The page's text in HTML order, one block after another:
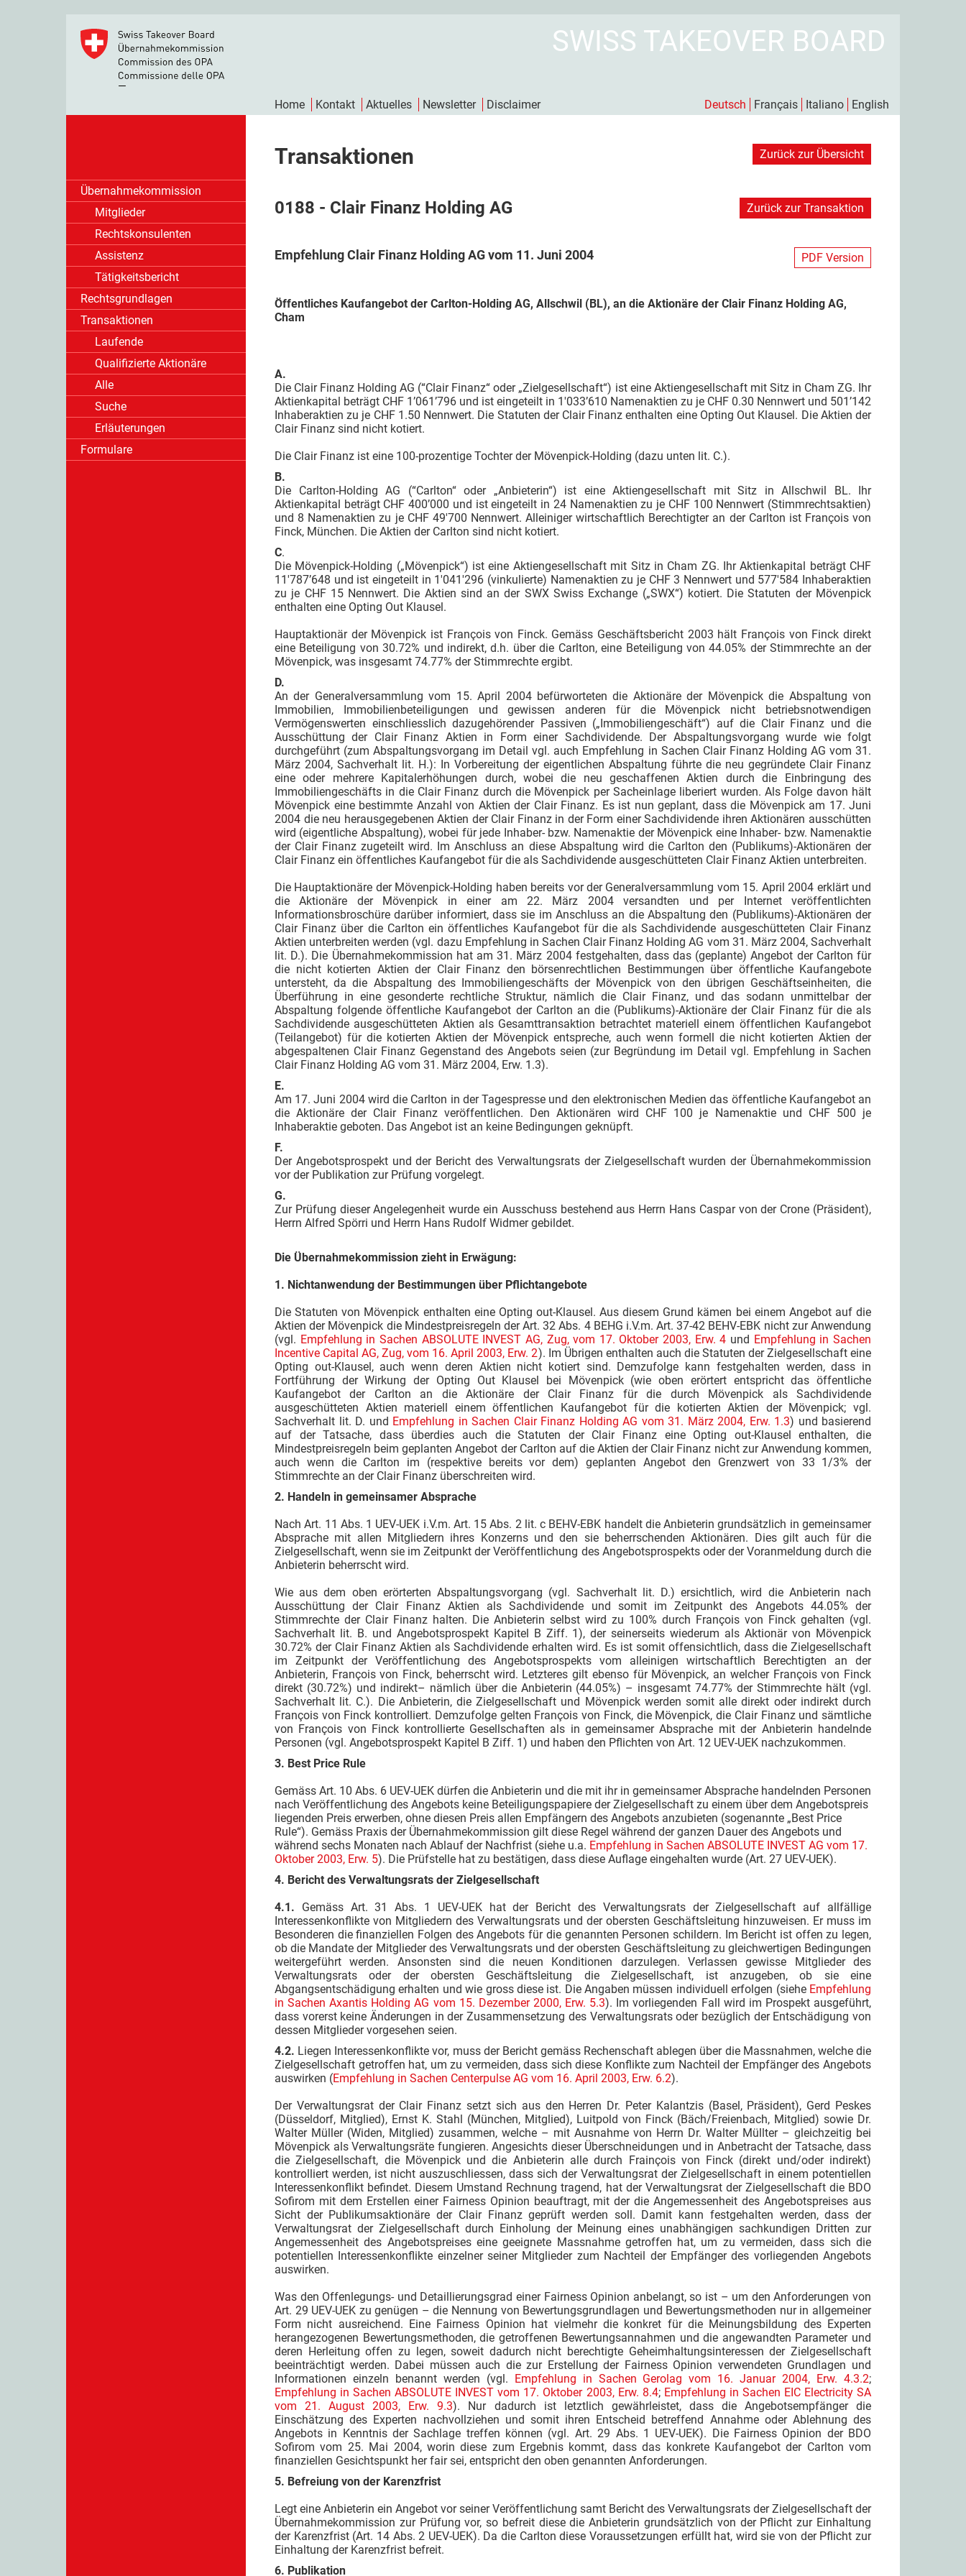
SWISS TAKEOVER BOARD
Home Kontakt Aktuelles Newsletter Disclaimer Deutsch Français Italiano English
Übernahmekommission
Mitglieder
Rechtskonsulenten
Assistenz
Tätigkeitsbericht
Rechtsgrundlagen
Transaktionen
Laufende
Qualifizierte Aktionäre
Alle
Suche
Erläuterungen
Formulare
Transaktionen Zurück zur Übersicht
0188 - Clair Finanz Holding AG Zurück zur Transaktion
Empfehlung Clair Finanz Holding AG vom 11. Juni 2004 PDF Version
Öffentliches Kaufangebot der Carlton-Holding AG, Allschwil (BL), an die Aktionäre der Clair Finanz Holding AG,
Cham
A.
Die Clair Finanz Holding AG (“Clair Finanz“ oder „Zielgesellschaft“) ist eine Aktiengesellschaft mit Sitz in Cham ZG. Ihr
Aktienkapital beträgt CHF 1’061’796 und ist eingeteilt in 1'033’610 Namenaktien zu je CHF 0.30 Nennwert und 501’142
Inhaberaktien zu je CHF 1.50 Nennwert. Die Statuten der Clair Finanz enthalten eine Opting Out Klausel. Die Aktien der
Clair Finanz sind nicht kotiert.
Die Clair Finanz ist eine 100-prozentige Tochter der Mövenpick-Holding (dazu unten lit. C.).
B.
Die Carlton-Holding AG (“Carlton“ oder „Anbieterin“) ist eine Aktiengesellschaft mit Sitz in Allschwil BL. Ihr
Aktienkapital beträgt CHF 400’000 und ist eingeteilt in 24 Namenaktien zu je CHF 100 Nennwert (Stimmrechtsaktien)
und 8 Namenaktien zu je CHF 49'700 Nennwert. Alleiniger wirtschaftlich Berechtigter an der Carlton ist François von
Finck, München. Die Aktien der Carlton sind nicht kotiert.
C.
Die Mövenpick-Holding („Mövenpick“) ist eine Aktiengesellschaft mit Sitz in Cham ZG. Ihr Aktienkapital beträgt CHF
11'787’648 und ist eingeteilt in 1'041'296 (vinkulierte) Namenaktien zu je CHF 3 Nennwert und 577'584 Inhaberaktien
zu je CHF 15 Nennwert. Die Aktien sind an der SWX Swiss Exchange („SWX“) kotiert. Die Statuten der Mövenpick
enthalten eine Opting Out Klausel.
Hauptaktionär der Mövenpick ist François von Finck. Gemäss Geschäftsbericht 2003 hält François von Finck direkt
eine Beteiligung von 30.72% und indirekt, d.h. über die Carlton, eine Beteiligung von 44.05% der Stimmrechte an der
Mövenpick, was insgesamt 74.77% der Stimmrechte ergibt.
D.
An der Generalversammlung vom 15. April 2004 befürworteten die Aktionäre der Mövenpick die Abspaltung von
Immobilien, Immobilienbeteiligungen und gewissen anderen für die Mövenpick nicht betriebsnotwendigen
Vermögenswerten einschliesslich dazugehörender Passiven („Immobiliengeschäft“) auf die Clair Finanz und die
Ausschüttung der Clair Finanz Aktien in Form einer Sachdividende. Der Abspaltungsvorgang wurde wie folgt
durchgeführt (zum Abspaltungsvorgang im Detail vgl. auch Empfehlung in Sachen Clair Finanz Holding AG vom 31.
März 2004, Sachverhalt lit. H.): In Vorbereitung der eigentlichen Abspaltung führte die neu gegründete Clair Finanz
eine oder mehrere Kapitalerhöhungen durch, wobei die neu geschaffenen Aktien durch die Einbringung des
Immobiliengeschäfts in die Clair Finanz durch die Mövenpick per Sacheinlage liberiert wurden. Als Folge davon hält
Mövenpick eine bestimmte Anzahl von Aktien der Clair Finanz. Es ist nun geplant, dass die Mövenpick am 17. Juni
2004 die neu herausgegebenen Aktien der Clair Finanz in der Form einer Sachdividende ihren Aktionären ausschütten
wird (eigentliche Abspaltung), wobei für jede Inhaber- bzw. Namenaktie der Mövenpick eine Inhaber- bzw. Namenaktie
der Clair Finanz zugeteilt wird. Im Anschluss an diese Abspaltung wird die Carlton den (Publikums)-Aktionären der
Clair Finanz ein öffentliches Kaufangebot für die als Sachdividende ausgeschütteten Clair Finanz Aktien unterbreiten.
Die Hauptaktionäre der Mövenpick-Holding haben bereits vor der Generalversammlung vom 15. April 2004 erklärt und
die Aktionäre der Mövenpick in einer am 22. März 2004 versandten und per Internet veröffentlichten
Informationsbroschüre darüber informiert, dass sie im Anschluss an die Abspaltung den (Publikums)-Aktionären der
Clair Finanz über die Carlton ein öffentliches Kaufangebot für die als Sachdividende ausgeschütteten Clair Finanz
Aktien unterbreiten werden (vgl. dazu Empfehlung in Sachen Clair Finanz Holding AG vom 31. März 2004, Sachverhalt
lit. D.). Die Übernahmekommission hat am 31. März 2004 festgehalten, dass das (geplante) Angebot der Carlton für
die nicht kotierten Aktien der Clair Finanz den börsenrechtlichen Bestimmungen über öffentliche Kaufangebote
untersteht, da die Abspaltung des Immobiliengeschäfts der Mövenpick von den übrigen Geschäftseinheiten, die
Überführung in eine gesonderte rechtliche Struktur, nämlich die Clair Finanz, und das sodann unmittelbar der
Abspaltung folgende öffentliche Kaufangebot der Carlton an die (Publikums)-Aktionäre der Clair Finanz für die als
Sachdividende ausgeschütteten Aktien als Gesamttransaktion betrachtet materiell einem öffentlichen Kaufangebot
(Teilangebot) für die kotierten Aktien der Mövenpick entspreche, auch wenn formell die nicht kotierten Aktien der
abgespaltenen Clair Finanz Gegenstand des Angebots seien (zur Begründung im Detail vgl. Empfehlung in Sachen
Clair Finanz Holding AG vom 31. März 2004, Erw. 1.3).
E.
Am 17. Juni 2004 wird die Carlton in der Tagespresse und den elektronischen Medien das öffentliche Kaufangebot an
die Aktionäre der Clair Finanz veröffentlichen. Den Aktionären wird CHF 100 je Namenaktie und CHF 500 je
Inhaberaktie geboten. Das Angebot ist an keine Bedingungen geknüpft.
F.
Der Angebotsprospekt und der Bericht des Verwaltungsrats der Zielgesellschaft wurden der Übernahmekommission
vor der Publikation zur Prüfung vorgelegt.
G.
Zur Prüfung dieser Angelegenheit wurde ein Ausschuss bestehend aus Herrn Hans Caspar von der Crone (Präsident),
Herrn Alfred Spörri und Herrn Hans Rudolf Widmer gebildet.
Die Übernahmekommission zieht in Erwägung:
1. Nichtanwendung der Bestimmungen über Pflichtangebote
Die Statuten von Mövenpick enthalten eine Opting out-Klausel. Aus diesem Grund kämen bei einem Angebot auf die
Aktien der Mövenpick die Mindestpreisregeln der Art. 32 Abs. 4 BEHG i.V.m. Art. 37-42 BEHV-EBK nicht zur Anwendung
(vgl. Empfehlung in Sachen ABSOLUTE INVEST AG, Zug, vom 17. Oktober 2003, Erw. 4 und Empfehlung in Sachen
Incentive Capital AG, Zug, vom 16. April 2003, Erw. 2). Im Übrigen enthalten auch die Statuten der Zielgesellschaft eine
Opting out-Klausel, auch wenn deren Aktien nicht kotiert sind. Demzufolge kann festgehalten werden, dass in
Fortführung der Wirkung der Opting Out Klausel bei Mövenpick (wie oben erörtert entspricht das öffentliche
Kaufangebot der Carlton an die Aktionäre der Clair Finanz für die durch Mövenpick als Sachdividende
ausgeschütteten Aktien materiell einem öffentlichen Kaufangebot für die kotierten Aktien der Mövenpick; vgl.
Sachverhalt lit. D. und Empfehlung in Sachen Clair Finanz Holding AG vom 31. März 2004, Erw. 1.3) und basierend
auf der Tatsache, dass überdies auch die Statuten der Clair Finanz eine Opting out-Klausel enthalten, die
Mindestpreisregeln beim geplanten Angebot der Carlton auf die Aktien der Clair Finanz nicht zur Anwendung kommen,
auch wenn die Carlton im (respektive bereits vor dem) geplanten Angebot den Grenzwert von 33 1/3% der
Stimmrechte an der Clair Finanz überschreiten wird.
2. Handeln in gemeinsamer Absprache
Nach Art. 11 Abs. 1 UEV-UEK i.V.m. Art. 15 Abs. 2 lit. c BEHV-EBK handelt die Anbieterin grundsätzlich in gemeinsamer
Absprache mit allen Mitgliedern ihres Konzerns und den sie beherrschenden Aktionären. Dies gilt auch für die
Zielgesellschaft, wenn sie im Zeitpunkt der Veröffentlichung des Angebotsprospekts oder der Voranmeldung durch die
Anbieterin beherrscht wird.
Wie aus dem oben erörterten Abspaltungsvorgang (vgl. Sachverhalt lit. D.) ersichtlich, wird die Anbieterin nach
Ausschüttung der Clair Finanz Aktien als Sachdividende und somit im Zeitpunkt des Angebots 44.05% der
Stimmrechte der Clair Finanz halten. Die Anbieterin selbst wird zu 100% durch François von Finck gehalten (vgl.
Sachverhalt lit. B. und Angebotsprospekt Kapitel B Ziff. 1), der seinerseits wiederum als Aktionär von Mövenpick
30.72% der Clair Finanz Aktien als Sachdividende erhalten wird. Es ist somit offensichtlich, dass die Zielgesellschaft
im Zeitpunkt der Veröffentlichung des Angebotsprospekts vom alleinigen wirtschaftlich Berechtigten an der
Anbieterin, François von Finck, beherrscht wird. Letzteres gilt ebenso für Mövenpick, an welcher François von Finck
direkt (30.72%) und indirekt– nämlich über die Anbieterin (44.05%) – insgesamt 74.77% der Stimmrechte hält (vgl.
Sachverhalt lit. C.). Die Anbieterin, die Zielgesellschaft und Mövenpick werden somit alle direkt oder indirekt durch
François von Finck kontrolliert. Demzufolge gelten François von Finck, die Mövenpick, die Clair Finanz und sämtliche
von François von Finck kontrollierte Gesellschaften als in gemeinsamer Absprache mit der Anbieterin handelnde
Personen (vgl. Angebotsprospekt Kapitel B Ziff. 1) und haben den Pflichten von Art. 12 UEV-UEK nachzukommen.
3. Best Price Rule
Gemäss Art. 10 Abs. 6 UEV-UEK dürfen die Anbieterin und die mit ihr in gemeinsamer Absprache handelnden Personen
nach Veröffentlichung des Angebots keine Beteiligungspapiere der Zielgesellschaft zu einem über dem Angebotspreis
liegenden Preis erwerben, ohne diesen Preis allen Empfängern des Angebots anzubieten (sogenannte „Best Price
Rule“). Gemäss Praxis der Übernahmekommission gilt diese Regel während der ganzen Dauer des Angebots und
während sechs Monaten nach Ablauf der Nachfrist (siehe u.a. Empfehlung in Sachen ABSOLUTE INVEST AG vom 17.
Oktober 2003, Erw. 5). Die Prüfstelle hat zu bestätigen, dass diese Auflage eingehalten wurde (Art. 27 UEV-UEK).
4. Bericht des Verwaltungsrats der Zielgesellschaft
4.1. Gemäss Art. 31 Abs. 1 UEV-UEK hat der Bericht des Verwaltungsrats der Zielgesellschaft auf allfällige
Interessenkonflikte von Mitgliedern des Verwaltungsrats und der obersten Geschäftsleitung hinzuweisen. Er muss im
Besonderen die finanziellen Folgen des Angebots für die genannten Personen schildern. Im Bericht ist offen zu legen,
ob die Mandate der Mitglieder des Verwaltungsrats und der obersten Geschäftsleitung zu gleichwertigen Bedingungen
weitergeführt werden. Ansonsten sind die neuen Konditionen darzulegen. Verlassen gewisse Mitglieder des
Verwaltungsrats oder der obersten Geschäftsleitung die Zielgesellschaft, ist anzugeben, ob sie eine
Abgangsentschädigung erhalten und wie gross diese ist. Die Angaben müssen individuell erfolgen (siehe Empfehlung
in Sachen Axantis Holding AG vom 15. Dezember 2000, Erw. 5.3). Im vorliegenden Fall wird im Prospekt ausgeführt,
dass vorerst keine Änderungen in der Zusammensetzung des Verwaltungsrats oder bezüglich der Entschädigung von
dessen Mitglieder vorgesehen seien.
4.2. Liegen Interessenkonflikte vor, muss der Bericht gemäss Rechenschaft ablegen über die Massnahmen, welche die
Zielgesellschaft getroffen hat, um zu vermeiden, dass sich diese Konflikte zum Nachteil der Empfänger des Angebots
auswirken (Empfehlung in Sachen Centerpulse AG vom 16. April 2003, Erw. 6.2).
Der Verwaltungsrat der Clair Finanz setzt sich aus den Herren Dr. Peter Kalantzis (Basel, Präsident), Gerd Peskes
(Düsseldorf, Mitglied), Ernst K. Stahl (München, Mitglied), Luitpold von Finck (Bäch/Freienbach, Mitglied) sowie Dr.
Walter Müller (Widen, Mitglied) zusammen, welche – mit Ausnahme von Herrn Dr. Walter Müllter – gleichzeitig bei
Mövenpick als Verwaltungsräte fungieren. Angesichts dieser Überschneidungen und in Anbetracht der Tatsache, dass
die Zielgesellschaft, die Mövenpick und die Anbieterin alle durch Frainçois von Finck (direkt und/oder indirekt)
kontrolliert werden, ist nicht auszuschliessen, dass sich der Verwaltungsrat der Zielgesellschaft in einem potentiellen
Interessenkonflikt befindet. Diesem Umstand Rechnung tragend, hat der Verwaltungsrat der Zielgesellschaft die BDO
Sofirom mit dem Erstellen einer Fairness Opinion beauftragt, mit der die Angemessenheit des Angebotspreises aus
Sicht der Publikumsaktionäre der Clair Finanz geprüft werden soll. Damit kann festgehalten werden, dass der
Verwaltungsrat der Zielgesellschaft durch Einholung der Meinung eines unabhängigen sachkundigen Dritten zur
Angemessenheit des Angebotspreises eine geeignete Massnahme getroffen hat, um zu vermeiden, dass sich die
potentiellen Interessenkonflikte einzelner seiner Mitglieder zum Nachteil der Empfänger des vorliegenden Angebots
auswirken.
Was den Offenlegungs- und Detaillierungsgrad einer Fairness Opinion anbelangt, so ist – um den Anforderungen von
Art. 29 UEV-UEK zu genügen – die Nennung von Bewertungsgrundlagen und Bewertungsmethoden nur in allgemeiner
Form nicht ausreichend. Eine Fairness Opinion hat vielmehr die konkret für die Meinungsbildung des Experten
herangezogenen Bewertungsmethoden, die getroffenen Bewertungsannahmen und die angewandten Parameter und
deren Herleitung offen zu legen, soweit dadurch nicht berechtigte Geheimhaltungsinteressen der Zielgesellschaft
beeinträchtigt werden. Dabei müssen auch die zur Erstellung der Fairness Opinion verwendeten Grundlagen und
Informationen einzeln benannt werden (vgl. Empfehlung in Sachen Gerolag vom 16. Januar 2004, Erw. 4.3.2;
Empfehlung in Sachen ABSOLUTE INVEST vom 17. Oktober 2003, Erw. 8.4; Empfehlung in Sachen EIC Electricity SA
vom 21. August 2003, Erw. 9.3). Nur dadurch ist letztlich gewährleistet, dass die Angebotsempfänger die
Einschätzung des Experten nachvollziehen und somit ihren Entscheid betreffend Annahme oder Ablehnung des
Angebots in Kenntnis der Sachlage treffen können (vgl. Art. 29 Abs. 1 UEV-UEK). Die Fairness Opinion der BDO
Sofirom vom 25. Mai 2004, worin diese zum Ergebnis kommt, dass das konkrete Kaufangebot der Carlton vom
finanziellen Gesichtspunkt her fair sei, entspricht den oben genannten Anforderungen.
5. Befreiung von der Karenzfrist
Legt eine Anbieterin ein Angebot vor seiner Veröffentlichung samt Bericht des Verwaltungsrats der Zielgesellschaft der
Übernahmekommission zur Prüfung vor, so befreit diese die Anbieterin grundsätzlich von der Pflicht zur Einhaltung
der Karenzfrist (Art. 14 Abs. 2 UEV-UEK). Da die Carlton diese Voraussetzungen erfüllt hat, wird sie von der Pflicht zur
Einhaltung der Karenzfrist befreit.
6. Publikation